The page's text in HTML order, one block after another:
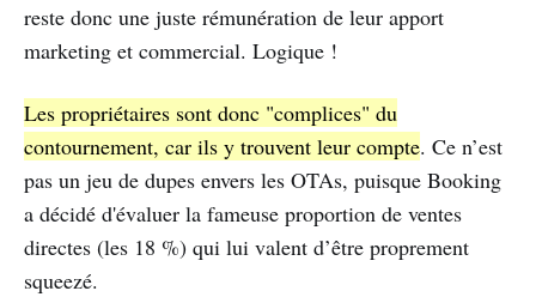
reste donc une juste rémunération de leur apport
marketing et commercial. Logique !
Les propriétaires sont donc "complices" du
contournement, car ils y trouvent leur compte. Ce n’est
pas un jeu de dupes envers les OTAs, puisque Booking
a décidé d'évaluer la fameuse proportion de ventes
directes (les 18 %) qui lui valent d’être proprement
squeezé.